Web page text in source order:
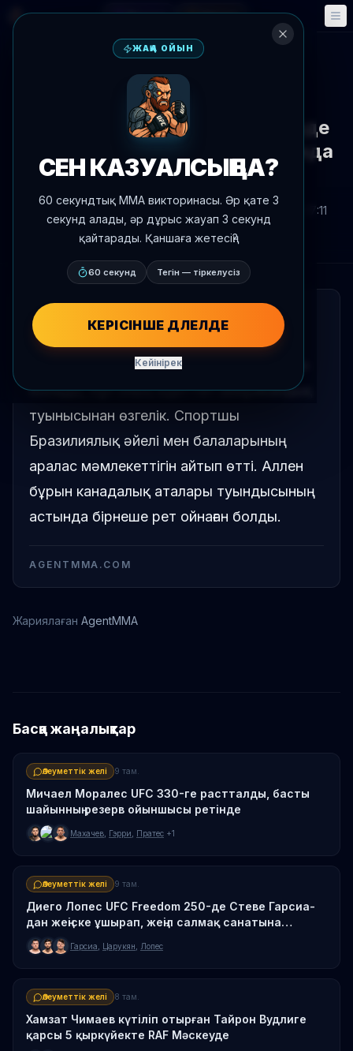
🎮 Фэнтези 📅 Оқиғалар
Жаңалықтарға оралу
Әлеуметтік желі
Брендан Аллен осы апта ішінде
Бразилия туындысының астында
ойны ашатын болады
Автор: Oscar Nascimento 2026 ж. 4 маусым
, 17:11
AgentMMA.com
Брендан Аллен осы апта октагонға
Бразилия туындысының астында кіретін
болады, бұл оның әдеттегі американдық
туынысынан өзгелік. Спортшы
Бразилиялық әйелі мен балаларының
аралас мәмлекеттігін айтып өтті. Аллен
бұрын канадалық аталары туындысының
астында бірнеше рет ойнаған болды.
AGENTMMA.COM
Жариялаған AgentMMA
Басқа жаңалықтар
Әлеуметтік желі 9 там.
Мичаел Моралес UFC 330-ге растталды, басты
шайынның резерв ойыншысы ретінде
Махачев Гэрри Пратес +1
Әлеуметтік желі 9 там.
Диего Лопес UFC Freedom 250-де Стеве Гарсиа-
дан жеңіске ұшырап, жеңіл салмақ санатына
ауысты
Гарсиа Царукян Лопес
Әлеуметтік желі 8 там.
Хамзат Чимаев күтіліп отырған Тайрон Вудлиге
қарсы 5 қыркүйекте RAF Мәскеуде
ЖАҢА ОЙЫН
СЕН КАЗУАЛСЫҢ БА?
60 секундтық MMA викторинасы. Әр қате 3
секунд алады, әр дұрыс жауап 3 секунд
қайтарады. Қаншаға жетесің?
60 секунд Тегін — тіркелусіз
КЕРІСІНШЕ ДӘЛЕЛДЕ
Кейінірек